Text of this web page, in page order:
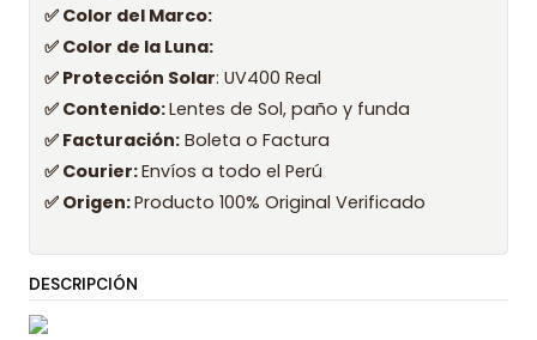
✅ Color del Marco:
✅ Color de la Luna:
✅ Protección Solar: UV400 Real
✅ Contenido:Lentes de Sol, paño y funda
✅ Facturación: Boleta o Factura
✅ Courier:Envíos a todo el Perú
✅ Origen:Producto 100% Original Verificado
DESCRIPCIÓN